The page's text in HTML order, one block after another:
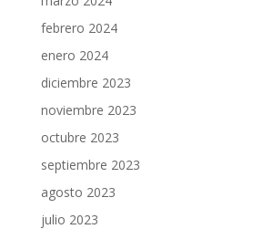
febrero 2024
enero 2024
diciembre 2023
noviembre 2023
octubre 2023
septiembre 2023
agosto 2023
julio 2023